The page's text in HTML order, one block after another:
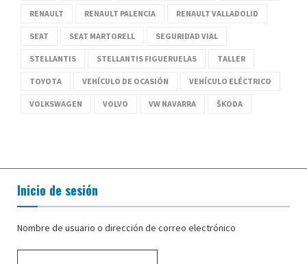
RENAULT RENAULT PALENCIA RENAULT VALLADOLID
SEAT SEAT MARTORELL SEGURIDAD VIAL
STELLANTIS STELLANTIS FIGUERUELAS TALLER
TOYOTA VEHÍCULO DE OCASIÓN VEHÍCULO ELÉCTRICO
VOLKSWAGEN VOLVO VW NAVARRA ŠKODA
Inicio de sesión
Nombre de usuario o dirección de correo electrónico